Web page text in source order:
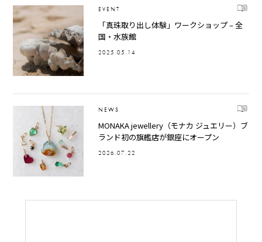
EVENT
「真珠取り出し体験」ワークショップ – 全
国・水族館
2025.05.14
NEWS
MONAKA jewellery（モナカ ジュエリー）ブ
ランド初の旗艦店が銀座にオープン
2026.07.22